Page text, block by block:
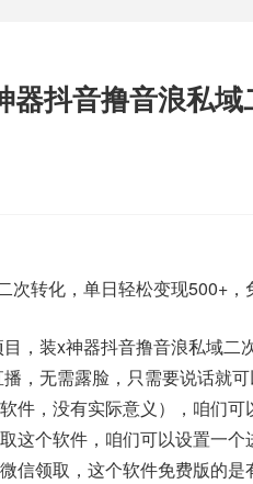
抖音撸音浪私域
转化，单日轻松变现500+，
，装x神器抖音撸音浪私域二
，无需露脸，只需要说话就
件，没有实际意义），咱们可
这个软件，咱们可以设置一个
信领取，这个软件免费版的是